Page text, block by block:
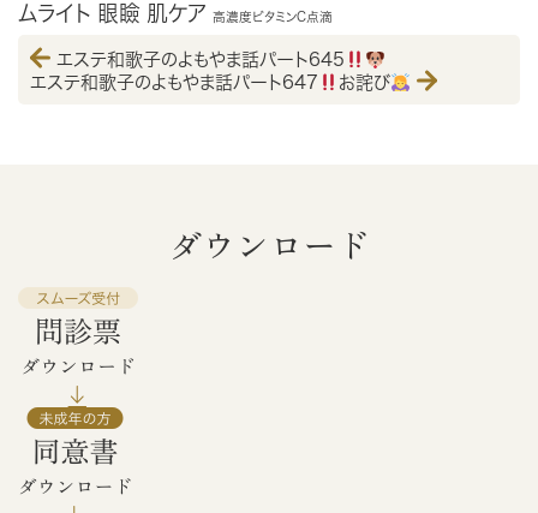
ムライト 眼瞼 肌ケア 高濃度ビタミンC点滴
エステ和歌子のよもやま話パート645
エステ和歌子のよもやま話パート647
お詫び
ダウンロード